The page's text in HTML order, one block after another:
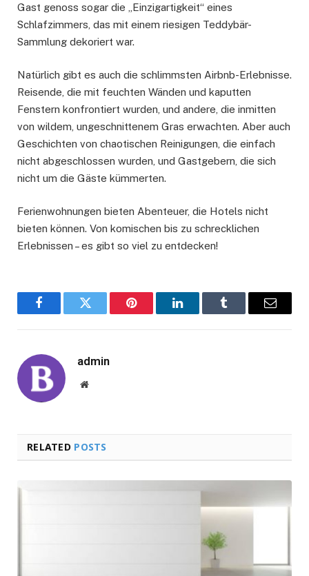
Gast genoss sogar die „Einzigartigkeit“ eines
Schlafzimmers, das mit einem riesigen Teddybär-
Sammlung dekoriert war.
Natürlich gibt es auch die schlimmsten Airbnb-Erlebnisse.
Reisende, die mit feuchten Wänden und kaputten
Fenstern konfrontiert wurden, und andere, die inmitten
von wildem, ungeschnittenem Gras erwachten. Aber auch
Geschichten von chaotischen Reinigungen, die einfach
nicht abgeschlossen wurden, und Gastgebern, die sich
nicht um die Gäste kümmerten.
Ferienwohnungen bieten Abenteuer, die Hotels nicht
bieten können. Von komischen bis zu schrecklichen
Erlebnissen – es gibt so viel zu entdecken!
FacebookTwitter Pinterest LinkedInTumblr Email
admin
Website
RELATED POSTS